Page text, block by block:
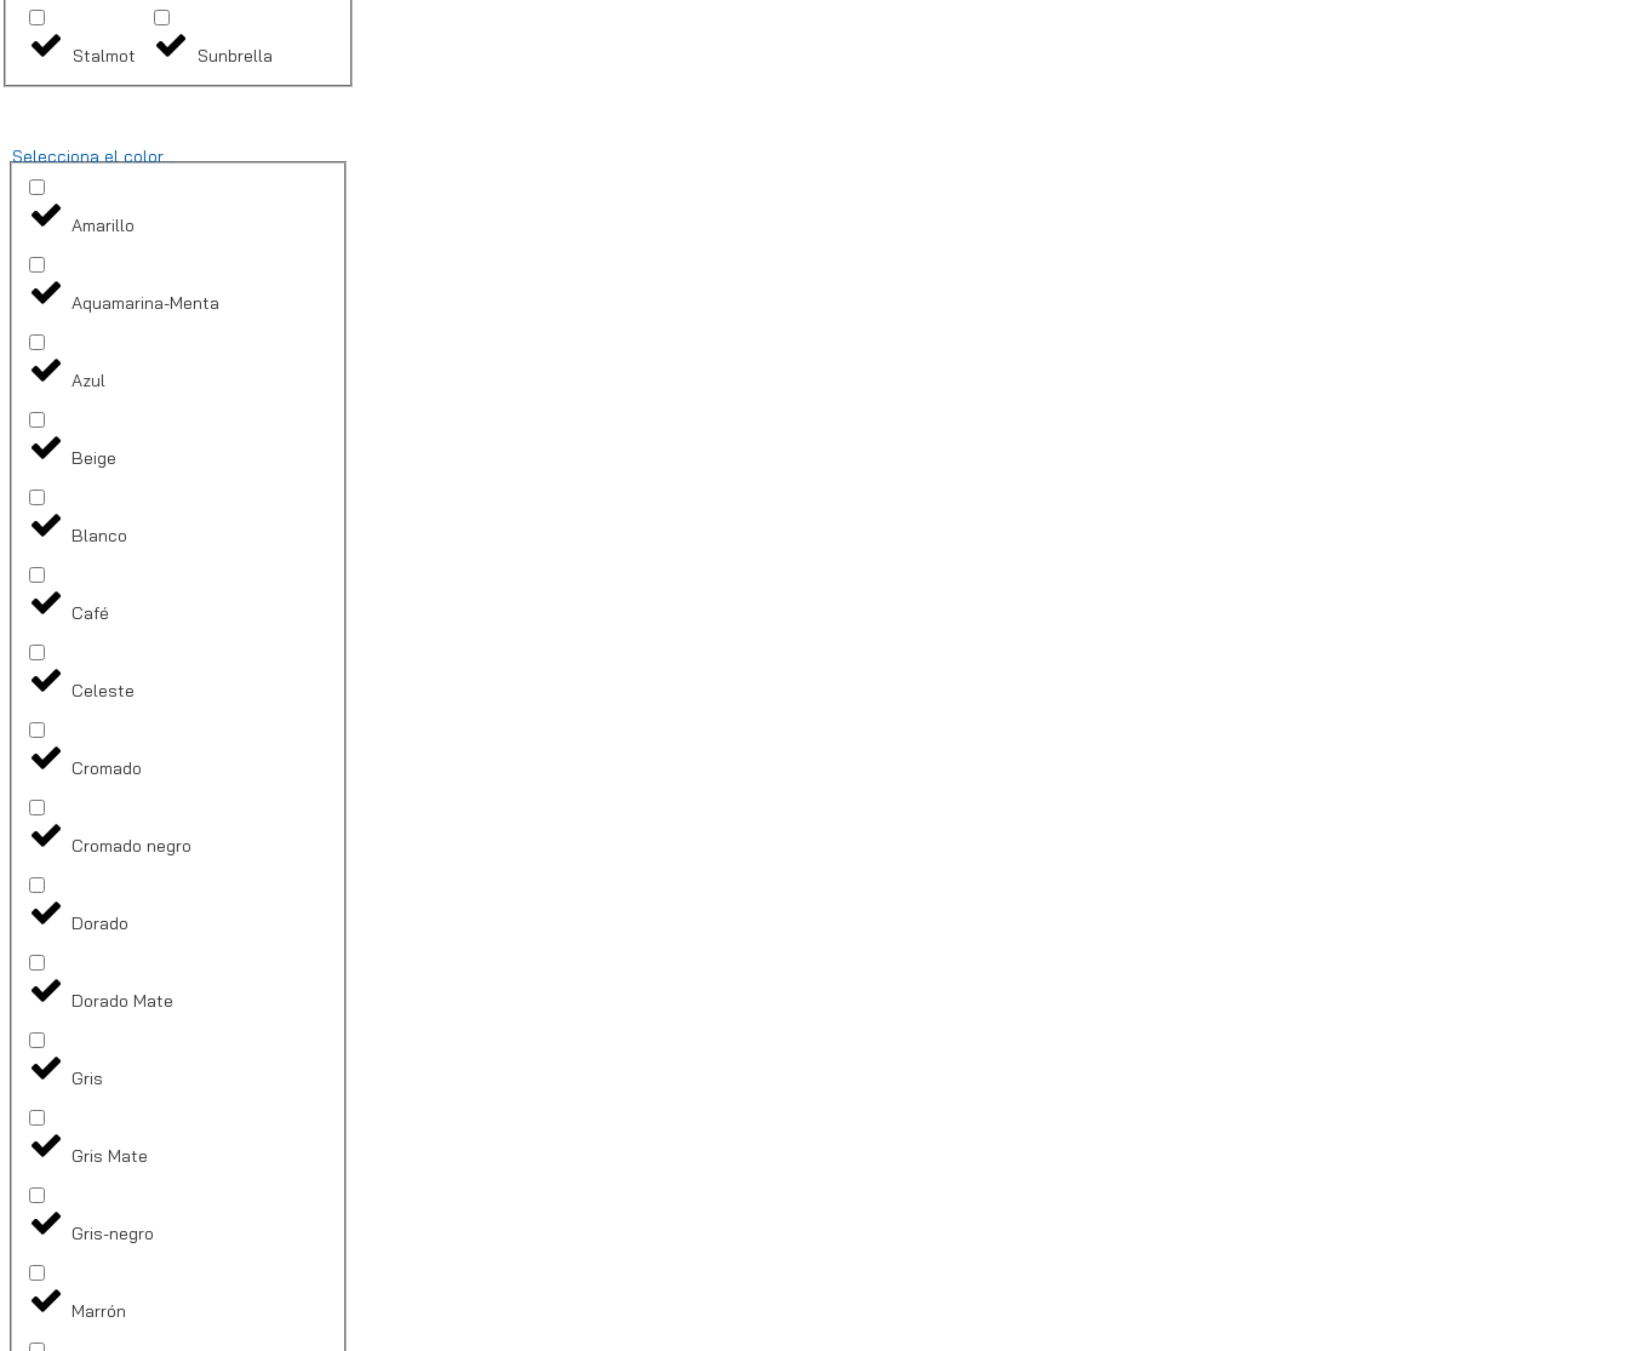
Stalmot Sunbrella
Selecciona el color...
Amarillo
Aquamarina-Menta
Azul
Beige
Blanco
Café
Celeste
Cromado
Cromado negro
Dorado
Dorado Mate
Gris
Gris Mate
Gris-negro
Marrón